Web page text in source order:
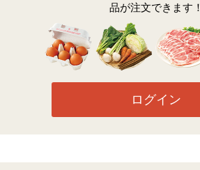
品が注文できます！
ログイン